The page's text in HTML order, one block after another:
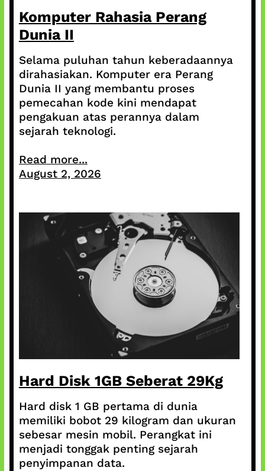
Komputer Rahasia Perang
Dunia II
Selama puluhan tahun keberadaannya
dirahasiakan. Komputer era Perang
Dunia II yang membantu proses
pemecahan kode kini mendapat
pengakuan atas perannya dalam
sejarah teknologi.
Read more...
August 2, 2026
Hard Disk 1GB Seberat 29Kg
Hard disk 1 GB pertama di dunia
memiliki bobot 29 kilogram dan ukuran
sebesar mesin mobil. Perangkat ini
menjadi tonggak penting sejarah
penyimpanan data.